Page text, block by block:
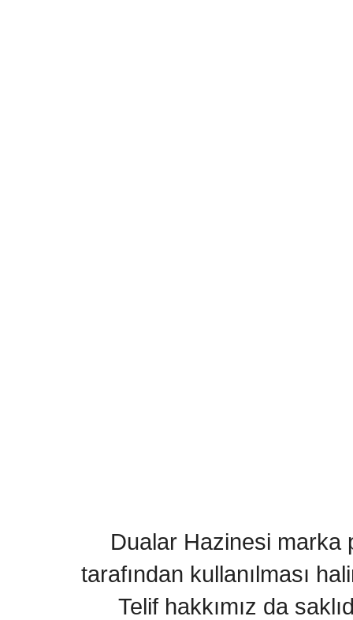
Dualar Hazinesi marka
tarafından kullanılması
Telif hakkımız da